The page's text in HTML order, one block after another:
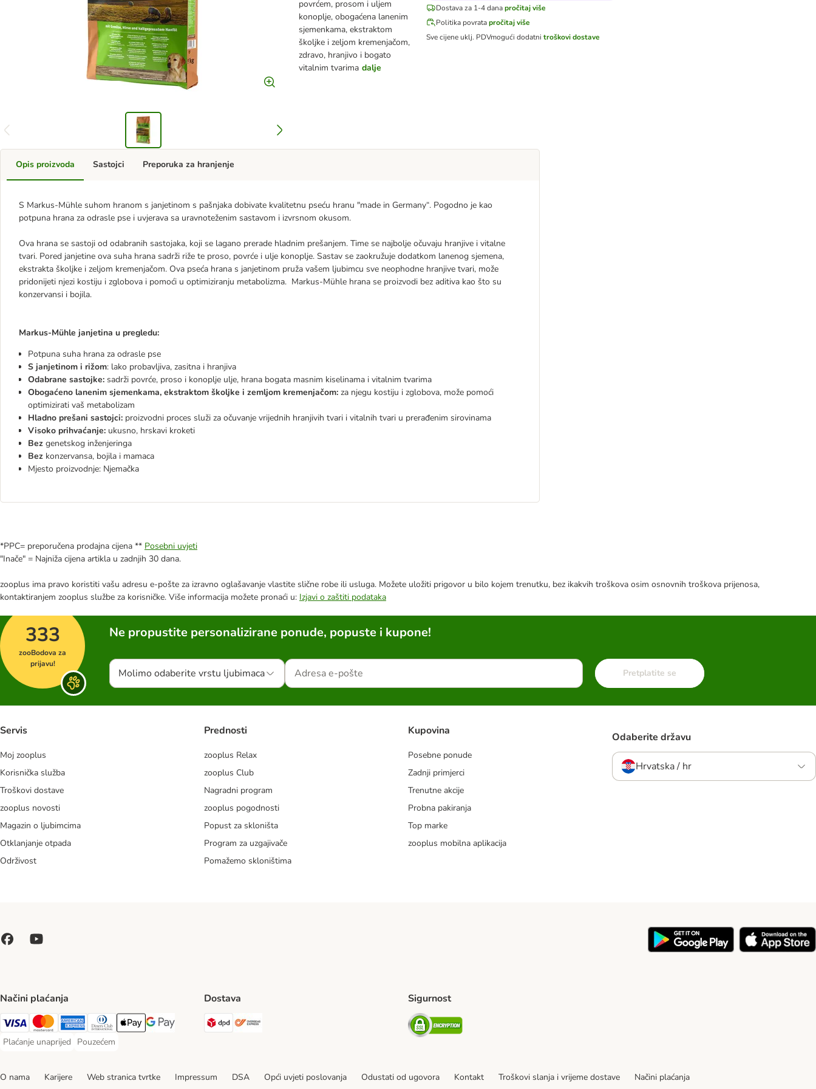
povrćem, prosom i uljem
konoplje, obogaćena lanenim
sjemenkama, ekstraktom
školjke i zeljom kremenjačom,
zdravo, hranjivo i bogato
vitalnim tvarima dalje
Dostava za 1-4 danapročitaj više
Politika povratapročitaj više
Sve cijene uklj. PDVmogući dodatni troškovi dostave
Opis proizvoda
S Markus-Mühle suhom hranom s janjetinom s pašnjaka dobivate kvalitetnu pseću hranu "made in Germany“. Pogodno je kao
potpuna hrana za odrasle pse i uvjerava sa uravnoteženim sastavom i izvrsnom okusom.
Ova hrana se sastoji od odabranih sastojaka, koji se lagano prerade hladnim prešanjem. Time se najbolje očuvaju hranjive i vitalne
tvari. Pored janjetine ova suha hrana sadrži riže te proso, povrće i ulje konoplje. Sastav se zaokružuje dodatkom lanenog sjemena,
ekstrakta školjke i zeljom kremenjačom. Ova pseća hrana s janjetinom pruža vašem ljubimcu sve neophodne hranjive tvari, može
pridonijeti njezi kostiju i zglobova i pomoći u optimiziranju metabolizma. Markus-Mühle hrana se proizvodi bez aditiva kao što su
konzervansi i bojila.
Markus-Mühle janjetina u pregledu:
Potpuna suha hrana za odrasle pse
S janjetinom i rižom: lako probavljiva, zasitna i hranjiva
Odabrane sastojke: sadrži povrće, proso i konoplje ulje, hrana bogata masnim kiselinama i vitalnim tvarima
Obogaćeno lanenim sjemenkama, ekstraktom školjke i zemljom kremenjačom: za njegu kostiju i zglobova, može pomoći
optimizirati vaš metabolizam
Hladno prešani sastojci: proizvodni proces služi za očuvanje vrijednih hranjivih tvari i vitalnih tvari u prerađenim sirovinama
Visoko prihvaćanje: ukusno, hrskavi kroketi
Bez genetskog inženjeringa
Bez konzervansa, bojila i mamaca
Mjesto proizvodnje: Njemačka
Sastojci Preporuka za hranjenje
*PPC= preporučena prodajna cijena ** Posebni uvjeti
"Inače" = Najniža cijena artikla u zadnjih 30 dana.
zooplus ima pravo koristiti vašu adresu e-pošte za izravno oglašavanje vlastite slične robe ili usluga. Možete uložiti prigovor u bilo kojem trenutku, bez ikakvih troškova osim osnovnih troškova prijenosa,
kontaktiranjem zooplus službe za korisničke. Više informacija možete pronaći u: Izjavi o zaštiti podataka
333
zooBodova za
prijavu!
Ne propustite personalizirane ponude, popuste i kupone!
Molimo odaberite vrstu ljubimaca Pretplatite se
Servis
Moj zooplus
Korisnička služba
Troškovi dostave
zooplus novosti
Magazin o ljubimcima
Otklanjanje otpada
Održivost
Prednosti
zooplus Relax
zooplus Club
Nagradni program
zooplus pogodnosti
Popust za skloništa
Program za uzgajivače
Pomažemo skloništima
Kupovina
Posebne ponude
Zadnji primjerci
Trenutne akcije
Probna pakiranja
Top marke
zooplus mobilna aplikacija
Odaberite državu
Hrvatska / hr
Načini plaćanja
Visa Payment Method
MasterCard Payment Method
American Express Payment Method
Diners Club Payment Method
Payment MethodGoogle pay Payment Method
Plaćanje unaprijed
Plaćanje unaprijed Payment Method
Pouzećem
Pouzećem Payment Method
Dostava
DPD Shipping Method
Sigurnost
Security
O nama Karijere Web stranica tvrtke Impressum DSA Opći uvjeti poslovanja Odustati od ugovora Kontakt Troškovi slanja i vrijeme dostave Načini plaćanja